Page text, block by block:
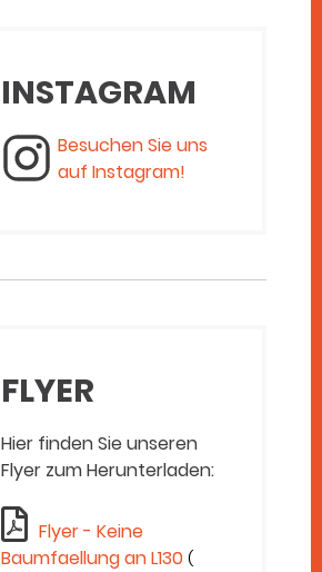
INSTAGRAM
Besuchen Sie uns
auf Instagram!
FLYER
Hier finden Sie unseren
Flyer zum Herunterladen:
Flyer - Keine
Baumfaellung an L130 (